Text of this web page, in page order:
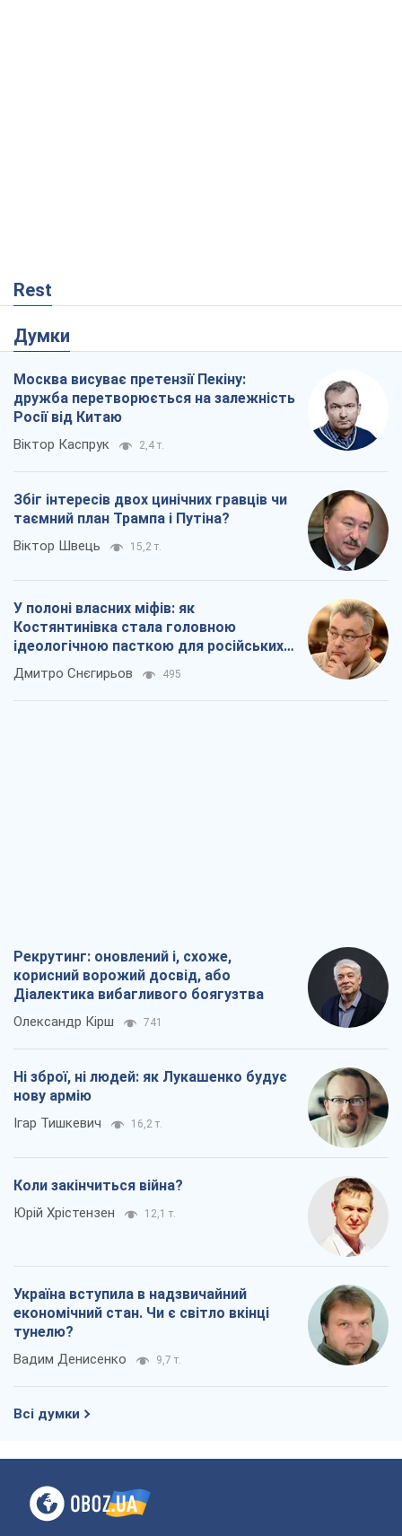
Rest
Думки
Москва висуває претензії Пекіну:
дружба перетворюється на залежність
Росії від Китаю
Віктор Каспрук 2,4 т.
Збіг інтересів двох цинічних гравців чи
таємний план Трампа і Путіна?
Віктор Швець 15,2 т.
У полоні власних міфів: як
Костянтинівка стала головною
ідеологічною пасткою для російських
окупантів
Дмитро Снєгирьов 495
Рекрутинг: оновлений і, схоже,
корисний ворожий досвід, або
Діалектика вибагливого боягузтва
Олександр Кірш 741
Ні зброї, ні людей: як Лукашенко будує
нову армію
Ігар Тишкевич 16,2 т.
Коли закінчиться війна?
Юрій Хрістензен 12,1 т.
Україна вступила в надзвичайний
економічний стан. Чи є світло вкінці
тунелю?
Вадим Денисенко 9,7 т.
Всі думки